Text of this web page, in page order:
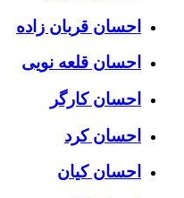
احسان قربان زاده
احسان قلعه نویی
احسان کارگر
احسان کرد
احسان کیان